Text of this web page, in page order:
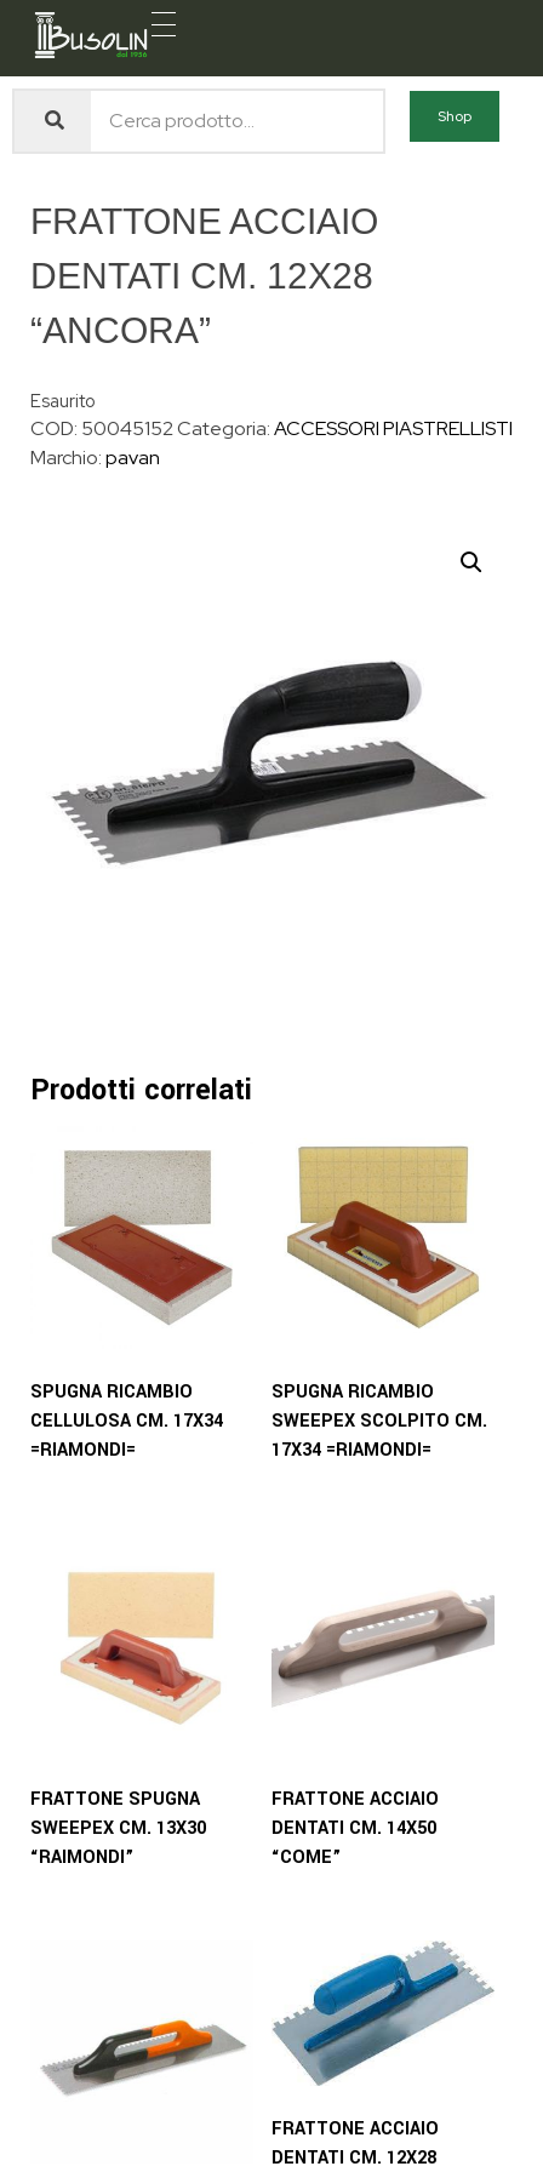
Busolin S.R.L.
Shop
FRATTONE ACCIAIO
DENTATI CM. 12X28
“ANCORA”
Esaurito
COD: 50045152Categoria:ACCESSORI PIASTRELLISTI
Marchio:pavan
Prodotti correlati
SPUGNA RICAMBIO
CELLULOSA CM. 17X34
=RIAMONDI=
SPUGNA RICAMBIO
SWEEPEX SCOLPITO CM.
17X34 =RIAMONDI=
FRATTONE SPUGNA
SWEEPEX CM. 13X30
“RAIMONDI”
FRATTONE ACCIAIO
DENTATI CM. 14X50
“COME”
FRATTONE ACCIAIO
DENTATI CM. 12X28